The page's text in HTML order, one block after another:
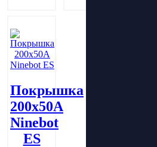
Покрышка
200х50А
Ninebot
ES